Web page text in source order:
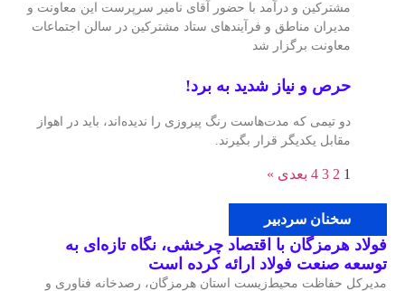
مشترکین و درآمد با حضور آقای نامیر سرپرست این معاونت و
مدیران مناطق و فرآیندهای ستاد مشترکین در سالن اجتماعات
معاونت برگزار شد
حرص و نیاز شدید به برد!
دو تیمی که مدت‌هاست رنگ پیروزی را ندیده‌اند، باید در اهواز
مقابل یکدیگر قرار بگیرند.
1
2
3
4 بعدی »
سخنان سردبیر
فولاد هرمزگان با اقتصاد چرخشی، نگاه تازه‌ای به
توسعه صنعت فولاد ارائه کرده است
مدیرکل حفاظت محیط‌زیست استان هرمزگان، رصدخانه فناوری و